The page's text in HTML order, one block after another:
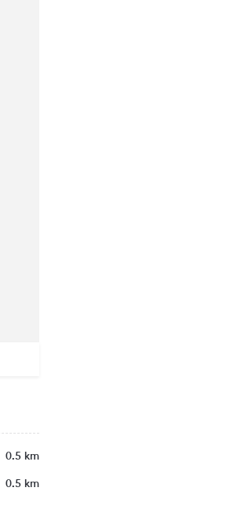
0.5 km
0.5 km